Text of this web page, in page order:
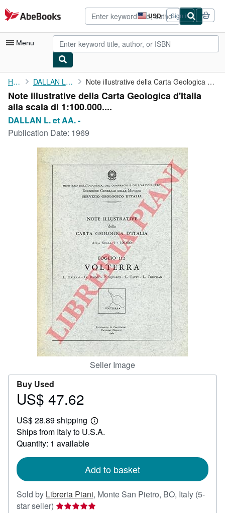
Skip to main content
AbeBooks.com USD
Site
shopping
preferences
Sign in
Menu
My Account
My Purchases
Advanced Search
Browse Collections
Rare Books
Art & Collectibles
Textbooks
Start Selling
CLOSE
Home DALLAN L. et AA. - Note illustrative della Carta Geologica d'Italia alla scala di 1...
Note illustrative della Carta Geologica d'Italia
alla scala di 1:100.000....
DALLAN L. et AA. -
Publication Date: 1969
Seller Image
Buy Used
Price
47.62
US$ 47.62
US$ 28.89 shipping
Learn
more
Ships from Italy to U.S.A.
Quantity: 1 available
Add to basket
Sold by Libreria Piani, Monte San Pietro, BO, Italy (5-
star seller) Seller